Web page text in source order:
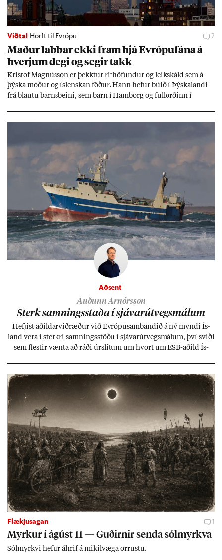
Viðtal Horft til Evrópu 2
Mað­ur labb­ar ekki fram hjá Evr­ópuf­ána á
hverj­um degi og seg­ir takk
Kri­stof Magnús­son er þekkt­ur rit­höf­und­ur og leik­skáld sem á
þýska móð­ur og ís­lensk­an föð­ur. Hann hef­ur bú­ið í Þýskalandi
frá blautu barns­beini, sem barn í Ham­borg og full­orð­inn í
Aðsent
Auðunn Arnórsson
Sterk samn­ings­staða í sjáv­ar­út­vegs­mál­um
Hefj­ist að­ild­ar­við­ræð­ur við Evr­ópu­sam­band­ið á ný myndi Ís­
land vera í sterkri samn­ings­stöðu í sjáv­ar­út­vegs­mál­um, því sviði
sem flest­ir vænta að ráði úr­slit­um um hvort um ESB-að­ild Ís­
kerfi, en sveigj­an­leiki til lausna er um­tals­verð­ur.
Flækjusagan 1
Myrk­ur í ág­úst 11 — Guð­irn­ir senda sól­myrkva
Sól­myrkvi hef­ur áhrif á mik­il­væga orr­ustu.